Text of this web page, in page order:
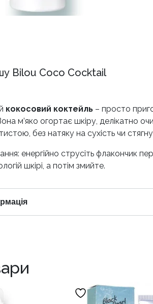
Bilou Coco Cocktail
кокосовий коктейль – просто
м’яко огортає шкіру, делікатно
без натяку на сухість чи
енергійно струсіть флакончик
шкірі, а потім змийте.